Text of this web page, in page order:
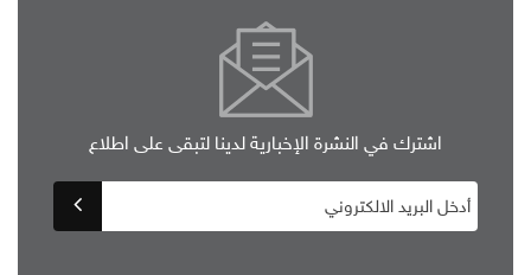
اشترك في النشرة الإخبارية لدينا لتبقى على اطلاع